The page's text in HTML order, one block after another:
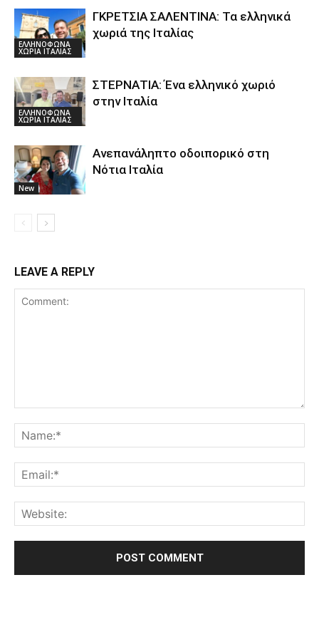
ΕΛΛΗΝΟΦΩΝΑ
ΧΩΡΙΑ ΙΤΑΛΙΑΣ
ΓΚΡΕΤΣΙΑ ΣΑΛΕΝΤΙΝΑ: Τα ελληνικά
χωριά της Ιταλίας
ΕΛΛΗΝΟΦΩΝΑ
ΧΩΡΙΑ ΙΤΑΛΙΑΣ
ΣΤΕΡΝΑΤΙΑ: Ένα ελληνικό χωριό
στην Ιταλία
New
Ανεπανάληπτο οδοιπορικό στη
Νότια Ιταλία
LEAVE A REPLY